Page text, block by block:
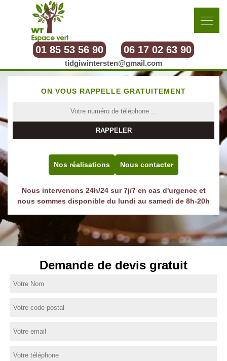
01 85 53 56 90 06 17 02 63 90
tidgiwintersten@gmail.com
ON VOUS RAPPELLE GRATUITEMENT
Nos réalisations Nous contacter
Nous intervenons 24h/24 sur 7j/7 en cas d'urgence et
nous sommes disponible du lundi au samedi de 8h-20h
Demande de devis gratuit